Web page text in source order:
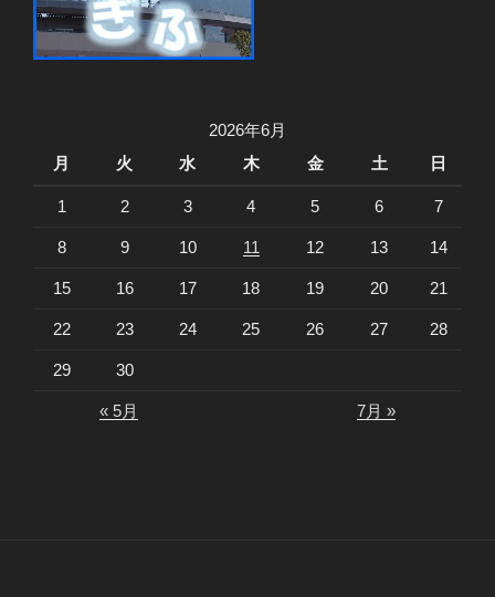
2026年6月
月
火 水 木 金 土 日
1 2 3 4 5 6 7
8 9 10 11 12 13 14
15 16 17 18 19 20 21
22 23 24 25 26 27 28
29 30
« 5月 7月 »